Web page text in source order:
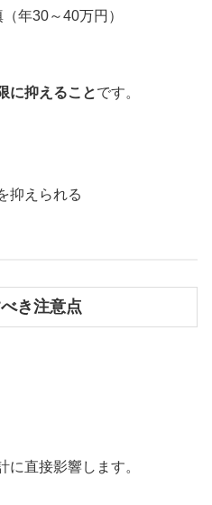
年30～40万円）
に抑えることです。
抑えられる
き注意点
に直接影響します。